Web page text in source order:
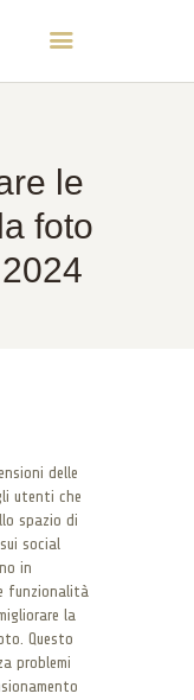
le
foto
delle
utenti che
spazio di
social
in
funzionalità
la
Questo
problemi